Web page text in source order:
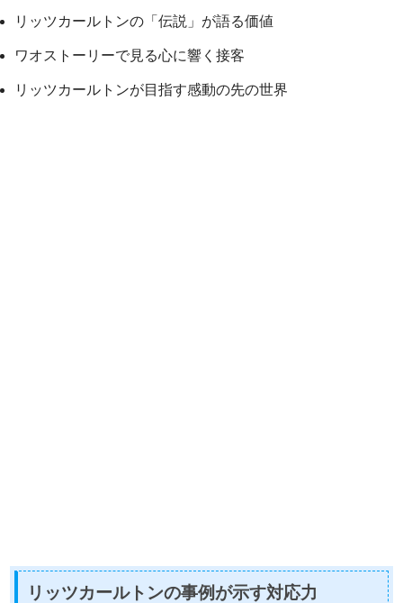
リッツカールトンの「伝説」が語る価値
ワオストーリーで見る心に響く接客
リッツカールトンが目指す感動の先の世界
リッツカールトンの事例が示す対応力